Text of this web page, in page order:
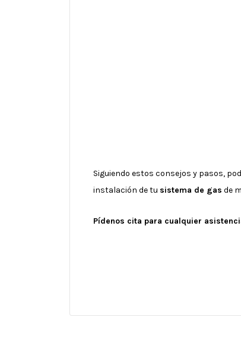
Siguiendo estos consejos y pasos,
instalación de tu sistema de gas de
Pídenos cita para cualquier